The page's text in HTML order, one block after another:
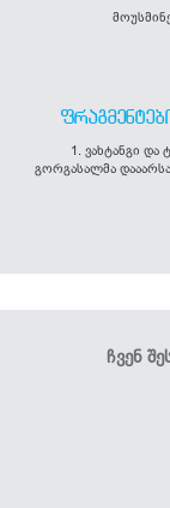
1. ვახტანგი და
გორგასალმა
ჩვენ